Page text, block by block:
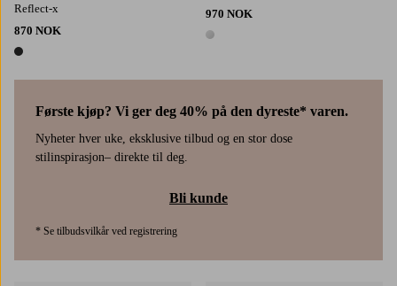
Reflect-x
870 NOK
1 farge
Første kjøp? Vi ger deg 40% på den dyreste* varen.
Nyheter hver uke, eksklusive tilbud og en stor dose
stilinspirasjon– direkte til deg.
Bli kunde
* Se tilbudsvilkår ved registrering
970 NOK
1 farge